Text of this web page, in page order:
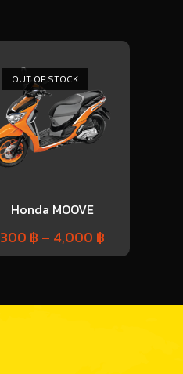
OUT OF STOCK
Honda MOOVE
300 ฿ – 4,000 ฿